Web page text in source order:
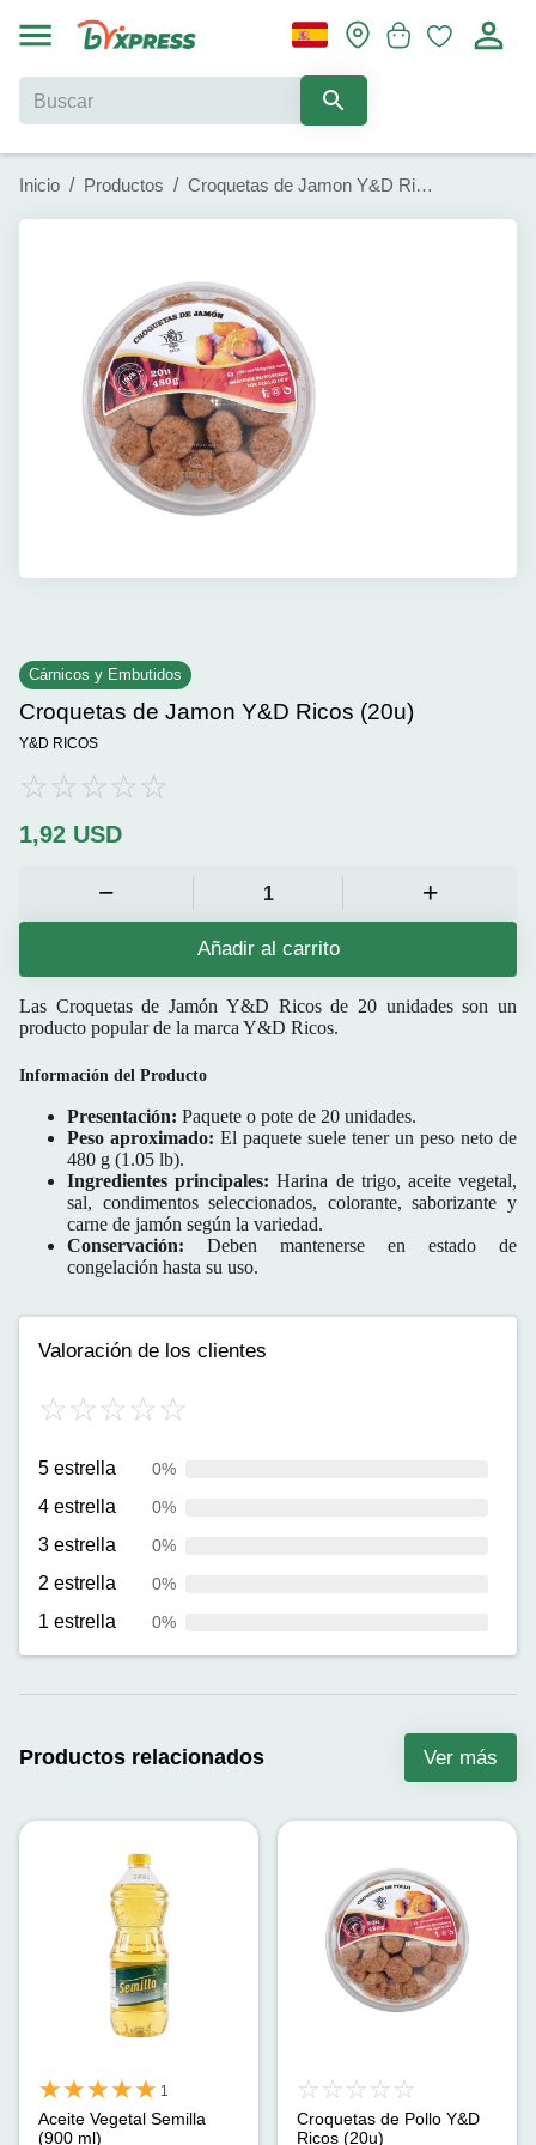
Inicio / Productos / Croquetas de Jamon Y&D Ricos (20u)
Cárnicos y Embutidos
Croquetas de Jamon Y&D Ricos (20u)
Y&D RICOS
1,92 USD
Añadir al carrito
Las Croquetas de Jamón Y&D Ricosde 20 unidades son un
producto popular de la marca Y&D Ricos.
Información del Producto
Presentación: Paquete o pote de 20 unidades.
Peso aproximado: El paquete suele tener un peso neto de
480 g (1.05 lb).
Ingredientes principales: Harina de trigo, aceite vegetal,
sal, condimentos seleccionados, colorante, saborizante y
carne de jamón según la variedad.
Conservación: Deben mantenerse en estado de
congelación hasta su uso.
Valoración de los clientes
5 estrella 0%
4 estrella 0%
3 estrella 0%
2 estrella 0%
1 estrella 0%
Productos relacionados Ver más
1
Aceite Vegetal Semilla
(900 ml)
Croquetas de Pollo Y&D
Ricos (20u)